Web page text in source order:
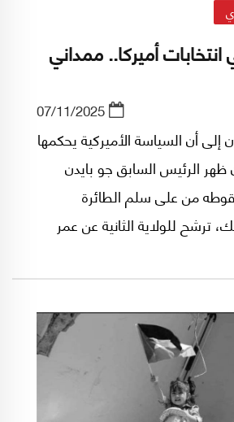
أميركا.. ممداني
07/11/2025
إلى أن السياسة الأميركية يحكمها
ظهر الرئيس السابق جو بايدن
من على سلم الطائرة
ترشح للولاية الثانية عن عمر
متقدمة مرضياً. من استلم
دونالد ترامب سيبلغ سن
معدودة.